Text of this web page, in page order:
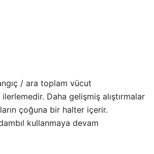
/ ara toplam vücut
Daha gelişmiş alıştırmalar
çoğuna bir halter içerir.
kullanmaya devam